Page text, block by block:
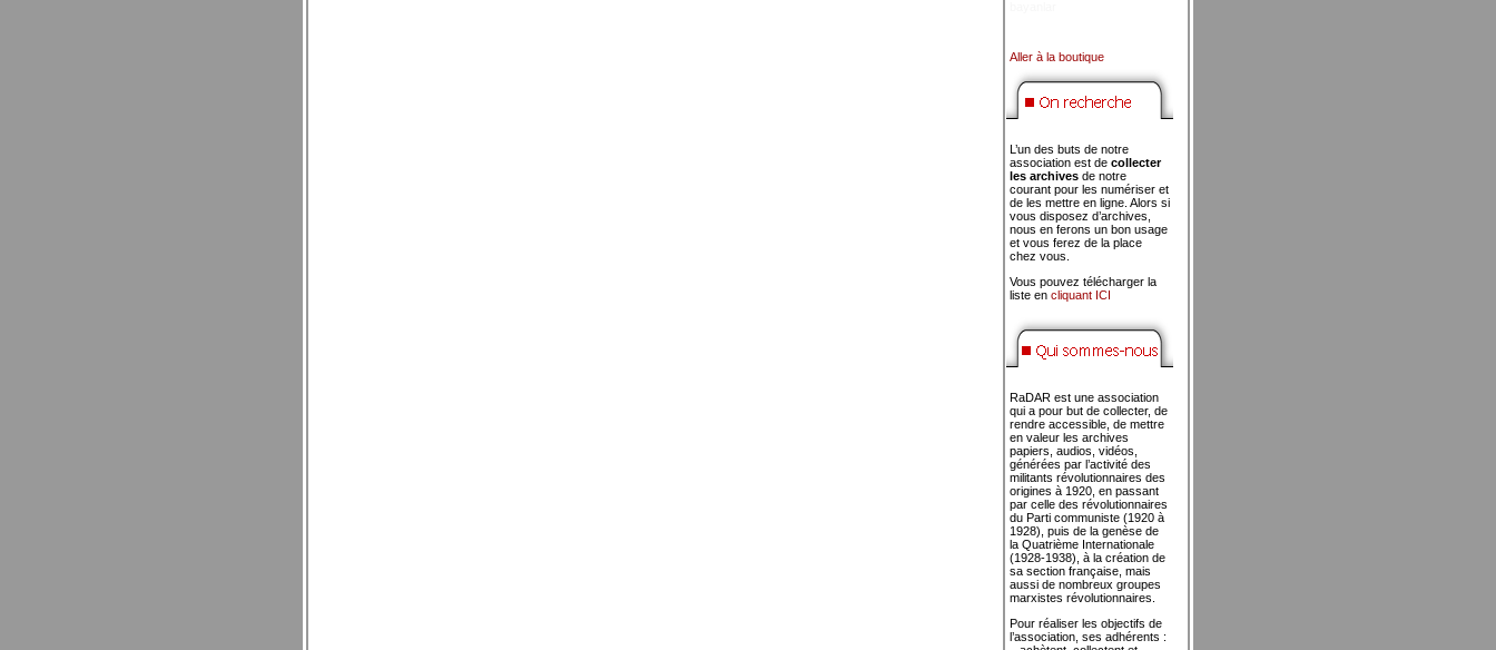
Aller à la boutique
L’un des buts de notre
association est de collecter
les archives de notre
courant pour les numériser et
de les mettre en ligne. Alors si
vous disposez d’archives,
nous en ferons un bon usage
et vous ferez de la place
chez vous.
Vous pouvez télécharger la
liste en cliquant ICI
RaDAR est une association
qui a pour but de collecter, de
rendre accessible, de mettre
en valeur les archives
papiers, audios, vidéos,
générées par l’activité des
militants révolutionnaires des
origines à 1920, en passant
par celle des révolutionnaires
du Parti communiste (1920 à
1928), puis de la genèse de
la Quatrième Internationale
(1928-1938), à la création de
sa section française, mais
aussi de nombreux groupes
marxistes révolutionnaires.
Pour réaliser les objectifs de
l’association, ses adhérents :